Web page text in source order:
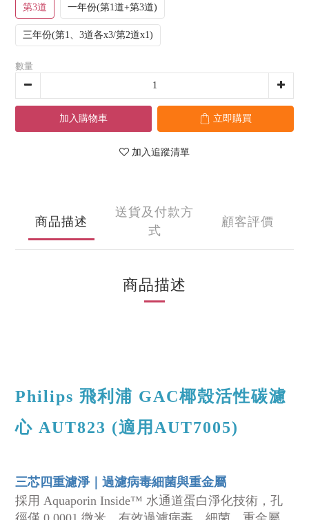
第3道 一年份(第1道+第3道)
三年份(第1、3道各x3/第2道x1)
數量
加入購物車 立即購買
加入追蹤清單
商品描述
送貨及付款方
式
顧客評價
商品描述
Philips 飛利浦 GAC椰殼活性碳濾
心 AUT823 (適用AUT7005)
三芯四重濾淨｜過濾病毒細菌與重金屬
採用 Aquaporin Inside™ 水通道蛋白淨化技術，孔